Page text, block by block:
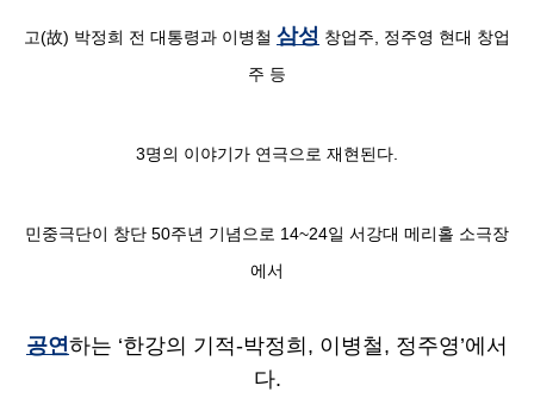
고(故) 박정희 전 대통령과 이병철 삼성 창업주, 정주영 현대 창업
주 등
3명의 이야기가 연극으로 재현된다.
민중극단이 창단 50주년 기념으로 14~24일 서강대 메리홀 소극장
에서
공연하는 ‘한강의 기적-박정희, 이병철, 정주영’에서
다.